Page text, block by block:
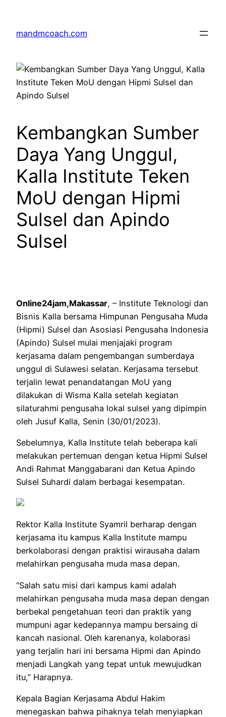
content
mandmcoach.com
Kembangkan Sumber
Daya Yang Unggul,
Kalla Institute Teken
MoU dengan Hipmi
Sulsel dan Apindo
Sulsel
Online24jam,Makassar, – Institute Teknologi dan
Bisnis Kalla bersama Himpunan Pengusaha Muda
(Hipmi) Sulsel dan Asosiasi Pengusaha Indonesia
(Apindo) Sulsel mulai menjajaki program
kerjasama dalam pengembangan sumberdaya
unggul di Sulawesi selatan. Kerjasama tersebut
terjalin lewat penandatangan MoU yang
dilakukan di Wisma Kalla setelah kegiatan
silaturahmi pengusaha lokal sulsel yang dipimpin
oleh Jusuf Kalla, Senin (30/01/2023).
Sebelumnya, Kalla Institute telah beberapa kali
melakukan pertemuan dengan ketua Hipmi Sulsel
Andi Rahmat Manggabarani dan Ketua Apindo
Sulsel Suhardi dalam berbagai kesempatan.
Rektor Kalla Institute Syamril berharap dengan
kerjasama itu kampus Kalla Institute mampu
berkolaborasi dengan praktisi wirausaha dalam
melahirkan pengusaha muda masa depan.
“Salah satu misi dari kampus kami adalah
melahirkan pengusaha muda masa depan dengan
berbekal pengetahuan teori dan praktik yang
mumpuni agar kedepannya mampu bersaing di
kancah nasional. Oleh karenanya, kolaborasi
yang terjalin hari ini bersama Hipmi dan Apindo
menjadi Langkah yang tepat untuk mewujudkan
itu,” Harapnya.
Kepala Bagian Kerjasama Abdul Hakim
menegaskan bahwa pihaknya telah menyiapkan